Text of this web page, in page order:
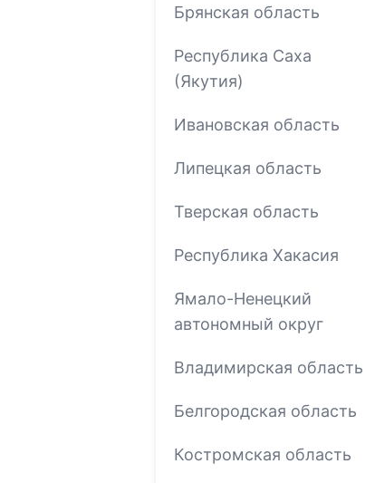
Брянская область
Республика Саха
(Якутия)
Ивановская область
Липецкая область
Тверская область
Республика Хакасия
Ямало-Ненецкий
автономный округ
Владимирская область
Белгородская область
Костромская область